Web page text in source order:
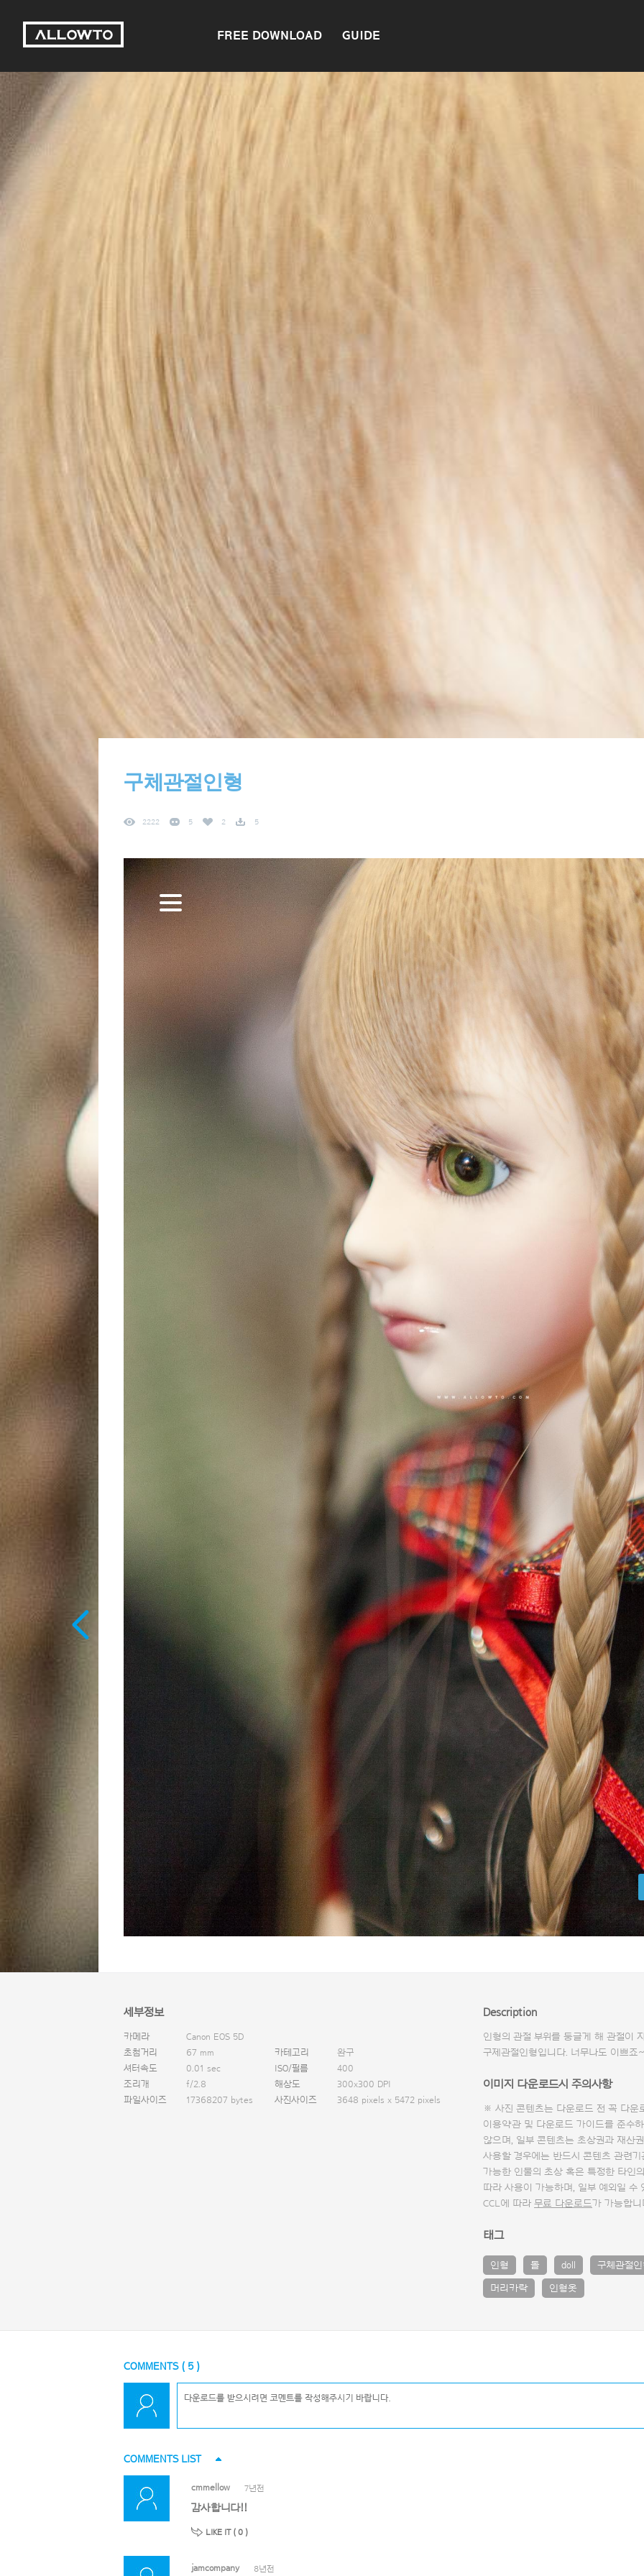
FREE DOWNLOAD GUIDE
구체관절인형
2222 5 2 5
세부정보
카메라
Canon EOS 5D
초첨거리
67 mm 카테고리
완구
셔터속도
0.01 sec ISO/필름
400
조리개
f/2.8 해상도
300x300 DPI
파일사이즈
17368207 bytes 사진사이즈 3648 pixels x 5472 pixels
Description
인형의 관절 부위를 둥글게 해 관절이
구제관절인형입니다. 너무나도 이쁘죠
이미지 다운로드시 주의사항
※ 사진 콘텐츠는 다운로드 전 꼭 다운
이용약관 및 다운로드 가이드를 준수
않으며, 일부 콘텐츠는 초상권과 재산
사용할 경우에는 반드시 콘텐츠 관련
가능한 인물의 초상 혹은 특정한 타인
따라 사용이 가능하며, 일부 예외일
CCL에 따라 무료 다운로드 가 가능합니
태그
인형 돌 doll 구체관절
머리카락 인형옷
COMMENTS ( 5)
COMMENTS LIST
cmmellow 7년전
감사합니다!!
LIKE IT ( 0 )
jamcompany 8년전